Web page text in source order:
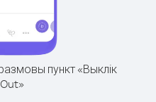
пункт «Выклік